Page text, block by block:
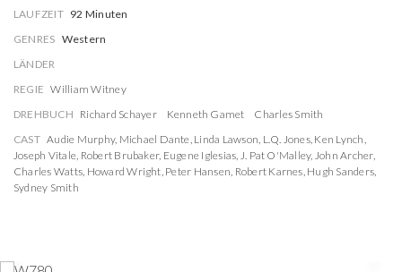
LAUFZEIT 92 Minuten
GENRES Western
LÄNDER
REGIE William Witney
DREHBUCH Richard Schayer Kenneth Gamet
Charles Smith
CAST Audie Murphy, Michael Dante, Linda Lawson, L.Q. Jones, Ken Lynch,
Joseph Vitale, Robert Brubaker, Eugene Iglesias, J. Pat O'Malley, John Archer,
Charles Watts, Howard Wright, Peter Hansen, Robert Karnes, Hugh Sanders,
Sydney Smith